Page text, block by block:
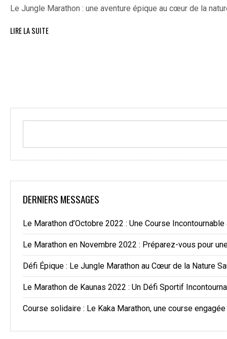
Le Jungle Marathon : une aventure épique au cœur de la
LIRE LA SUITE
DERNIERS MESSAGES
Le Marathon d’Octobre 2022 : Une Course
Le Marathon en Novembre 2022 : Préparez-vous pour
Défi Épique : Le Jungle Marathon au Cœur de la Nature
Le Marathon de Kaunas 2022 : Un Défi Sportif
Course solidaire : Le Kaka Marathon, une course